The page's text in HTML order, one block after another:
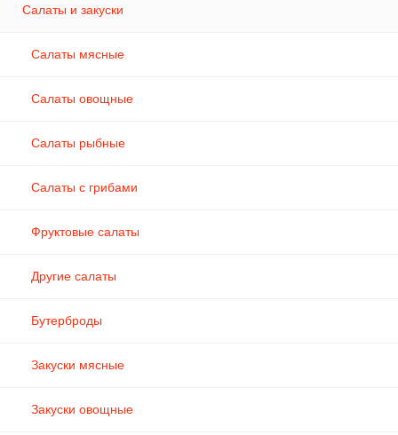
Салаты и закуски
Салаты мясные
Салаты овощные
Салаты рыбные
Салаты с грибами
Фруктовые салаты
Другие салаты
Бутерброды
Закуски мясные
Закуски овощные